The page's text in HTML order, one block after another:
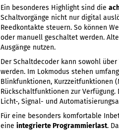
Ein besonderes Highlight sind die
Schaltvorgänge nicht nur digital
Reedkontakte steuern. So können
oder manuell geschaltet werden.
Ausgänge nutzen.
Der Schaltdecoder kann sowohl über
werden. Im Lokmodus stehen
Blinkfunktionen, Kurzzeitfunktionen
Rückschaltfunktionen zur
Licht-, Signal- und
Für eine besonders komfortable
eine integrierte Programmierlast.